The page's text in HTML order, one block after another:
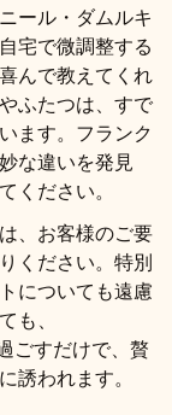
ール・ダムルキ
宅で微調整する
んで教えてくれ
ふたつは、すで
ます。フランク
な違いを発見
ください。
、お客様のご要
ください。特別
についても遠慮
も、
ごすだけで、贅
誘われます。